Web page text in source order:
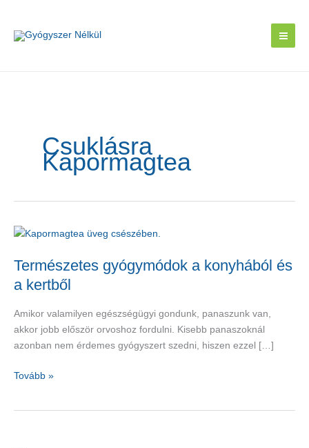
content
Csuklásra
Kapormagtea
Természetes gyógymódok a konyhából és
a kertből
Amikor valamilyen egészségügyi gondunk, panaszunk van,
akkor jobb először orvoshoz fordulni. Kisebb panaszoknál
azonban nem érdemes gyógyszert szedni, hiszen ezzel […]
Természetes
Tovább »